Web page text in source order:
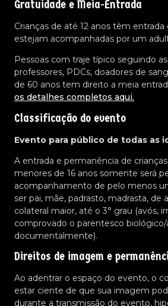
Gratuidade e Meia-Entrada
Crianças de até 12 anos têm
estejam acompanhadas por um
Pessoas com traje típico seguindo
professores, PDCs, doadores de
de 60 anos tem direito a meia
os detalhes completos aqui.
Classificação do evento
Evento para público de todas as
A entrada e permanência de
menores de 16 anos somente será
acompanhamento de pelo menos
ser pai, mãe, padrasto, madrasta, de
colateral maior, até o 3° grau (avós,
comprovado o parentesco
documentalmente).
Direitos de imagem e
Ao adentrar o espaço do evento, o
estar ciente de que sua imagem
durante a transmissão do evento,